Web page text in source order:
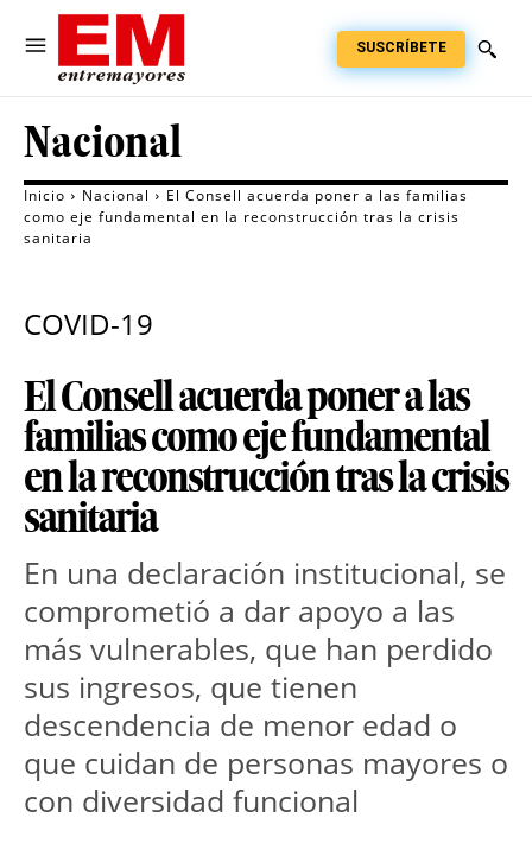
SUSCRÍBETE
Nacional
Inicio Nacional
El Consell acuerda poner a las familias
como eje fundamental en la reconstrucción tras la crisis
sanitaria
COVID-19
El Consell acuerda poner a las
familias como eje fundamental
en la reconstrucción tras la crisis
sanitaria
En una declaración institucional, se
comprometió a dar apoyo a las
más vulnerables, que han perdido
sus ingresos, que tienen
descendencia de menor edad o
que cuidan de personas mayores o
con diversidad funcional